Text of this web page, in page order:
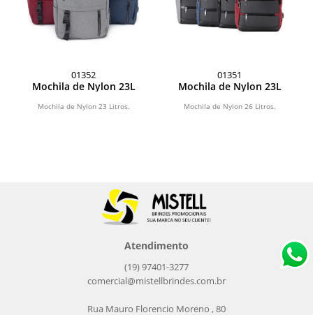
01352
Mochila de Nylon 23L
Mochila de Nylon 23 Litros.
01351
Mochila de Nylon 23L
Mochila de Nylon 26 Litros.
Atendimento
(19) 97401-3277
comercial@mistellbrindes.com.br
Rua Mauro Florencio Moreno , 80